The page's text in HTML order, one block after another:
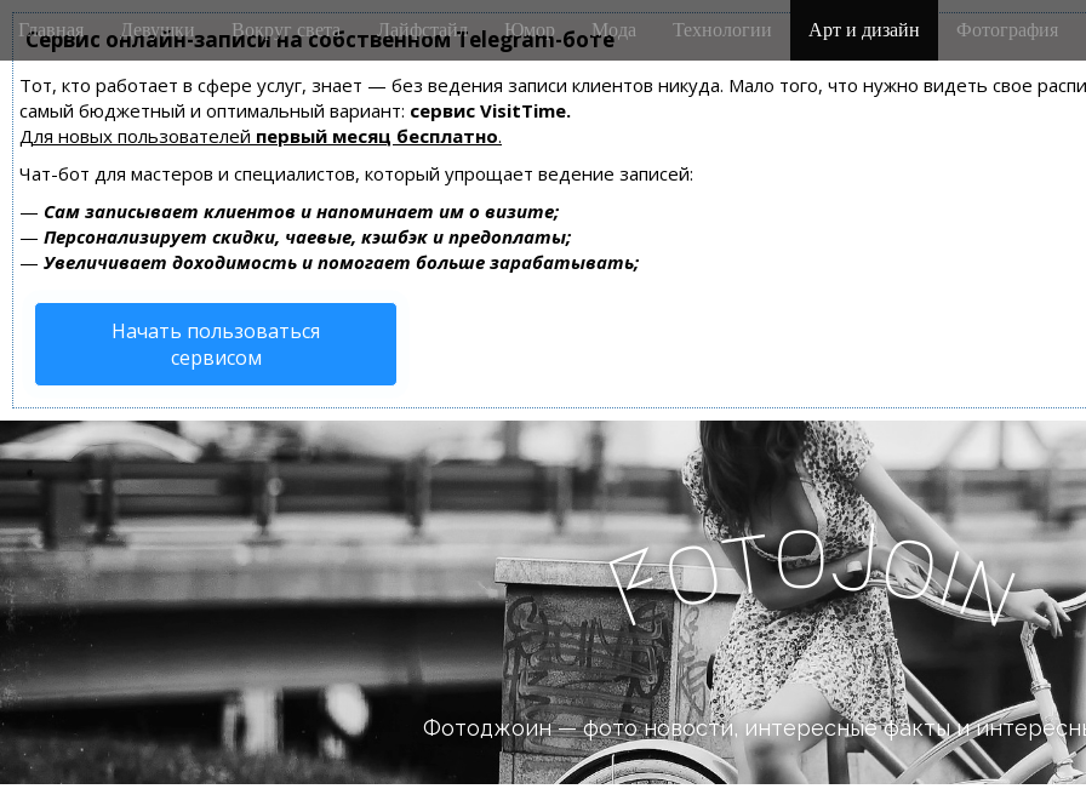
Сервис онлайн-записи на собственном Telegram-боте
Тот, кто работает в сфере услуг, знает — без ведения записи клиентов никуда. Мало того, что нужно видеть свое
самый бюджетный и оптимальный вариант: сервис VisitTime.
Для новых пользователей первый месяц бесплатно.
Чат-бот для мастеров и специалистов, который упрощает ведение записей:
— Сам записывает клиентов и напоминает им о визите;
— Персонализирует скидки, чаевые, кэшбэк и предоплаты;
— Увеличивает доходимость и помогает больше зарабатывать;
Начать пользоваться
сервисом
M
a
n
m
e
n
u
i
Главная Девушки Вокруг света Лайфстайл Юмор Мода Технологии Арт и дизайн Фотография
FotoJoi
n
Фотоджоин — фото новости, интересные факты и